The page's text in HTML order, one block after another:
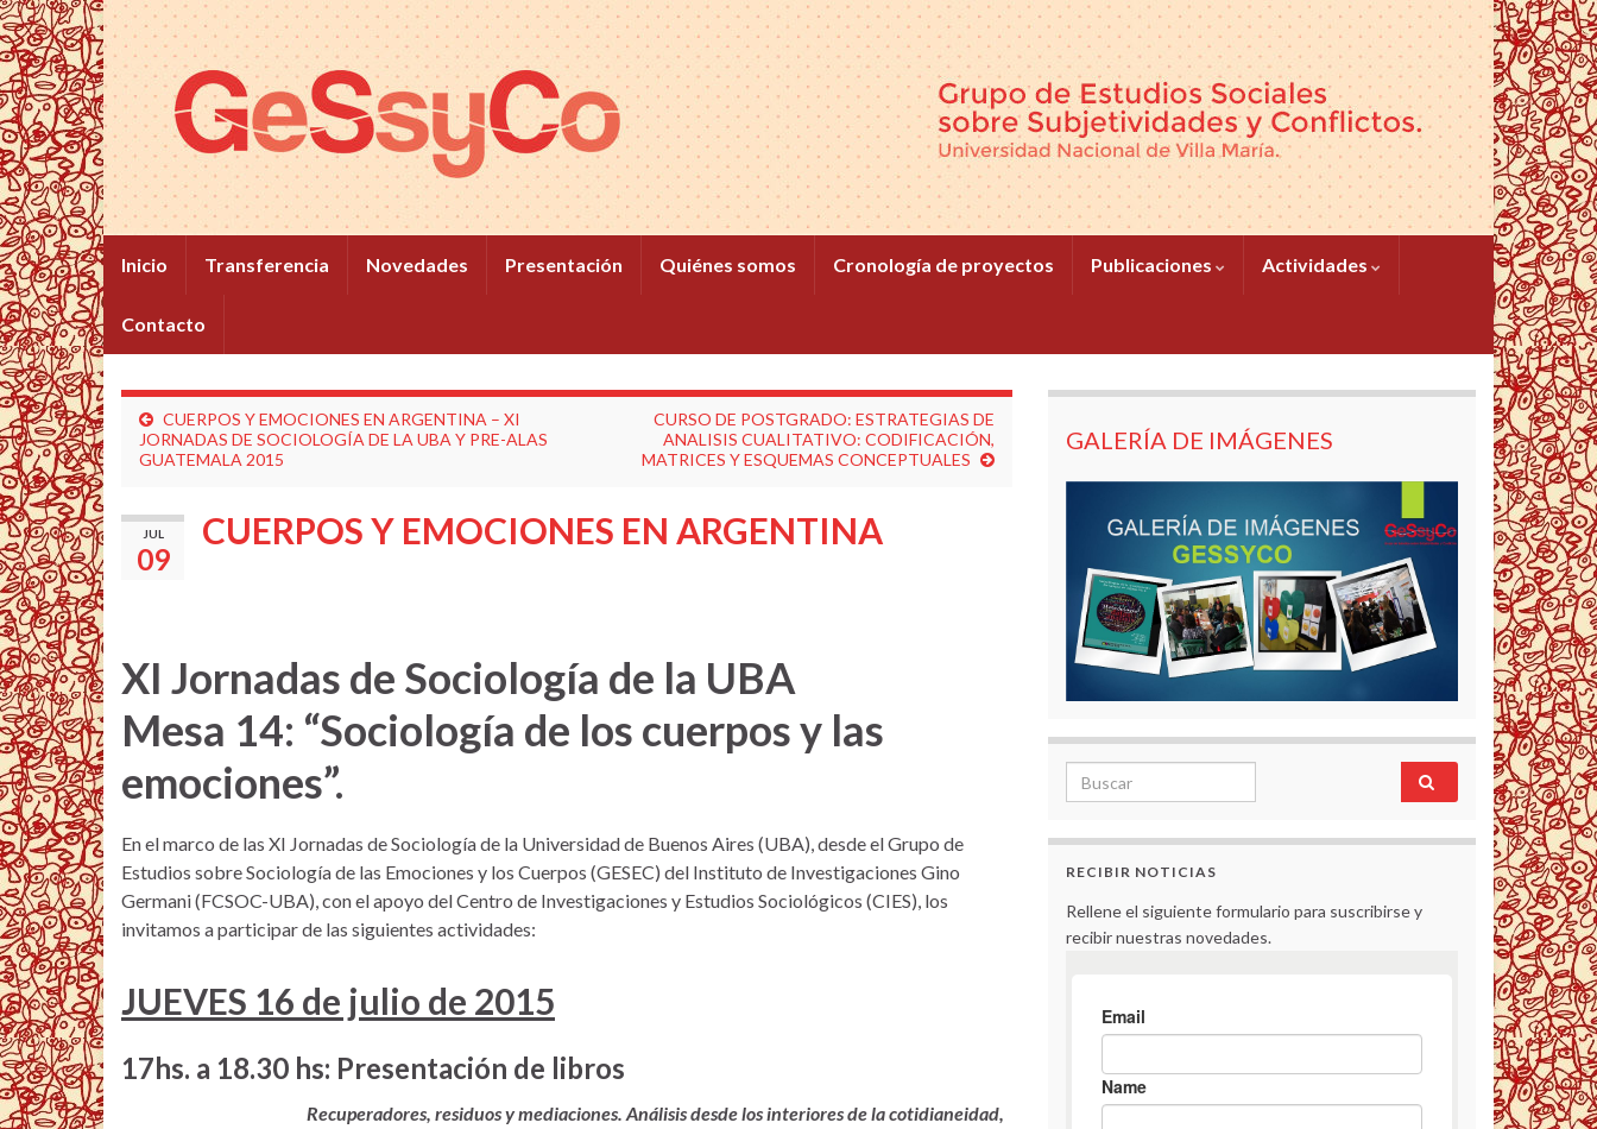
Inicio Transferencia Novedades Presentación Quiénes somos Cronología de proyectos Publicaciones Actividades
Contacto
CUERPOS Y EMOCIONES EN ARGENTINA – XI
JORNADAS DE SOCIOLOGÍA DE LA UBA Y PRE-ALAS
GUATEMALA 2015
CURSO DE POSTGRADO: ESTRATEGIAS DE
ANALISIS CUALITATIVO: CODIFICACIÓN,
MATRICES Y ESQUEMAS CONCEPTUALES
JUL
09
CUERPOS Y EMOCIONES EN ARGENTINA
XI Jornadas de Sociología de la UBA
Mesa 14: “Sociología de los cuerpos y las
emociones”.
En el marco de las XI Jornadas de Sociología de la Universidad de Buenos Aires (UBA), desde el Grupo de
Estudios sobre Sociología de las Emociones y los Cuerpos (GESEC) del Instituto de Investigaciones Gino
Germani (FCSOC-UBA), con el apoyo del Centro de Investigaciones y Estudios Sociológicos (CIES), los
invitamos a participar de las siguientes actividades:
JUEVES 16 de julio de 2015
17hs. a 18.30 hs: Presentación de libros
Recuperadores, residuos y mediaciones. Análisis desde los interiores de la cotidianeidad,
GALERÍA DE IMÁGENES
Search for:
RECIBIR NOTICIAS
Rellene el siguiente formulario para suscribirse y
recibir nuestras novedades.